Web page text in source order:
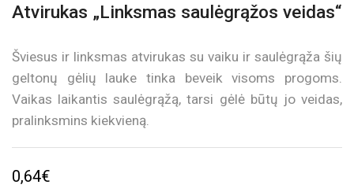
Atvirukas „Linksmas saulėgrąžos veidas“
Šviesus ir linksmas atvirukas su vaiku ir saulėgrąža šių
geltonų gėlių lauke tinka beveik visoms progoms.
Vaikas laikantis saulėgrąžą, tarsi gėlė būtų jo veidas,
pralinksmins kiekvieną.
0,64€